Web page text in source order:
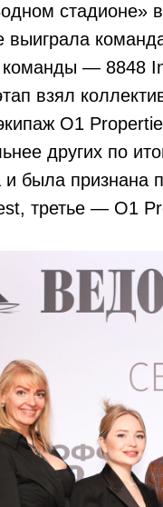
стадионе»
выиграла
команды — 8848
взял
О1
других по
была признана
третье — О1